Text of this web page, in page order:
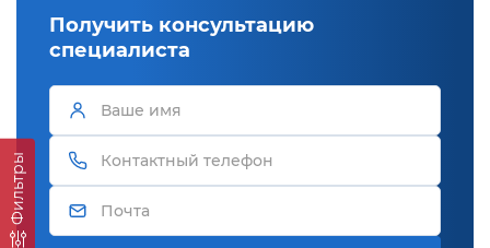
Фильтры
Получить консультацию
специалиста